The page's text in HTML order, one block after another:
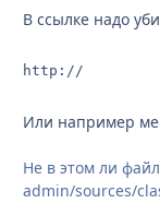
В ссылке надо
http://
Или например
Не в этом ли
admin/sources/